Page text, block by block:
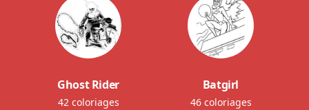
Ghost Rider
42 coloriages
Batgirl
46 coloriages